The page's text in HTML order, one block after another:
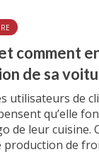
comment
de sa
utilisateurs de
qu’elle
de leur cuisine.
production de